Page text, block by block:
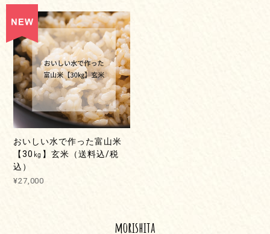
おいしい水で作った富山米
【30㎏】玄米（送料込/税
込）
¥27,000
morishita